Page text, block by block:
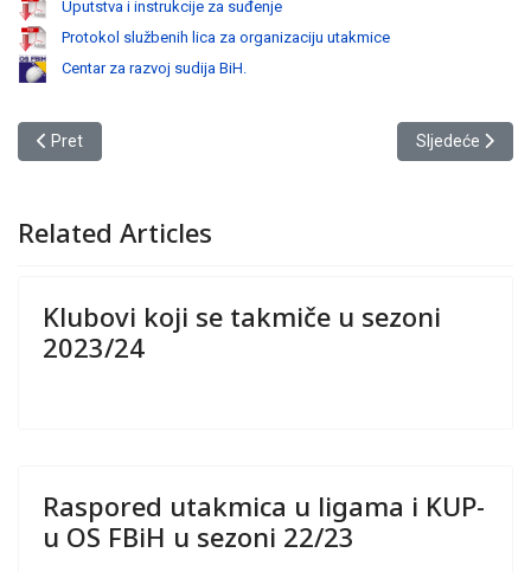
Uputstva i instrukcije za suđenje
Protokol službenih lica za organizaciju utakmice
Centar za razvoj sudija BiH.
Prethodni članak: KONKURS za povjeravanje tehničke
Pret Sljedeći članak:
Sljedeće
Related Articles
Klubovi koji se takmiče u sezoni
2023/24
Raspored utakmica u ligama i KUP-
u OS FBiH u sezoni 22/23